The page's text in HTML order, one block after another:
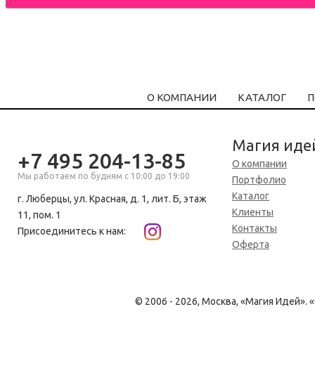
О КОМПАНИИ КАТАЛОГ
+7 495 204-13-85
Мы работаем по будням с 10:00 до 19:00
г. Люберцы, ул. Красная, д. 1, лит. Б, этаж
11, пом. 1
Присоединитесь к нам:
Магия
О компании
Портфолио
Каталог
Клиенты
Контакты
Оферта
© 2006 - 2026, Москва, «Магия Идей».